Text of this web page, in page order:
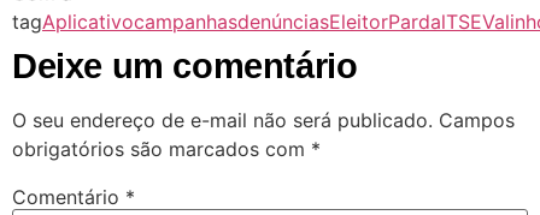
tagAplicativocampanhasdenúnciasEleitorPardalTSE
Deixe um comentário
O seu endereço de e-mail não será publicado. Campos
obrigatórios são marcados com *
Comentário *